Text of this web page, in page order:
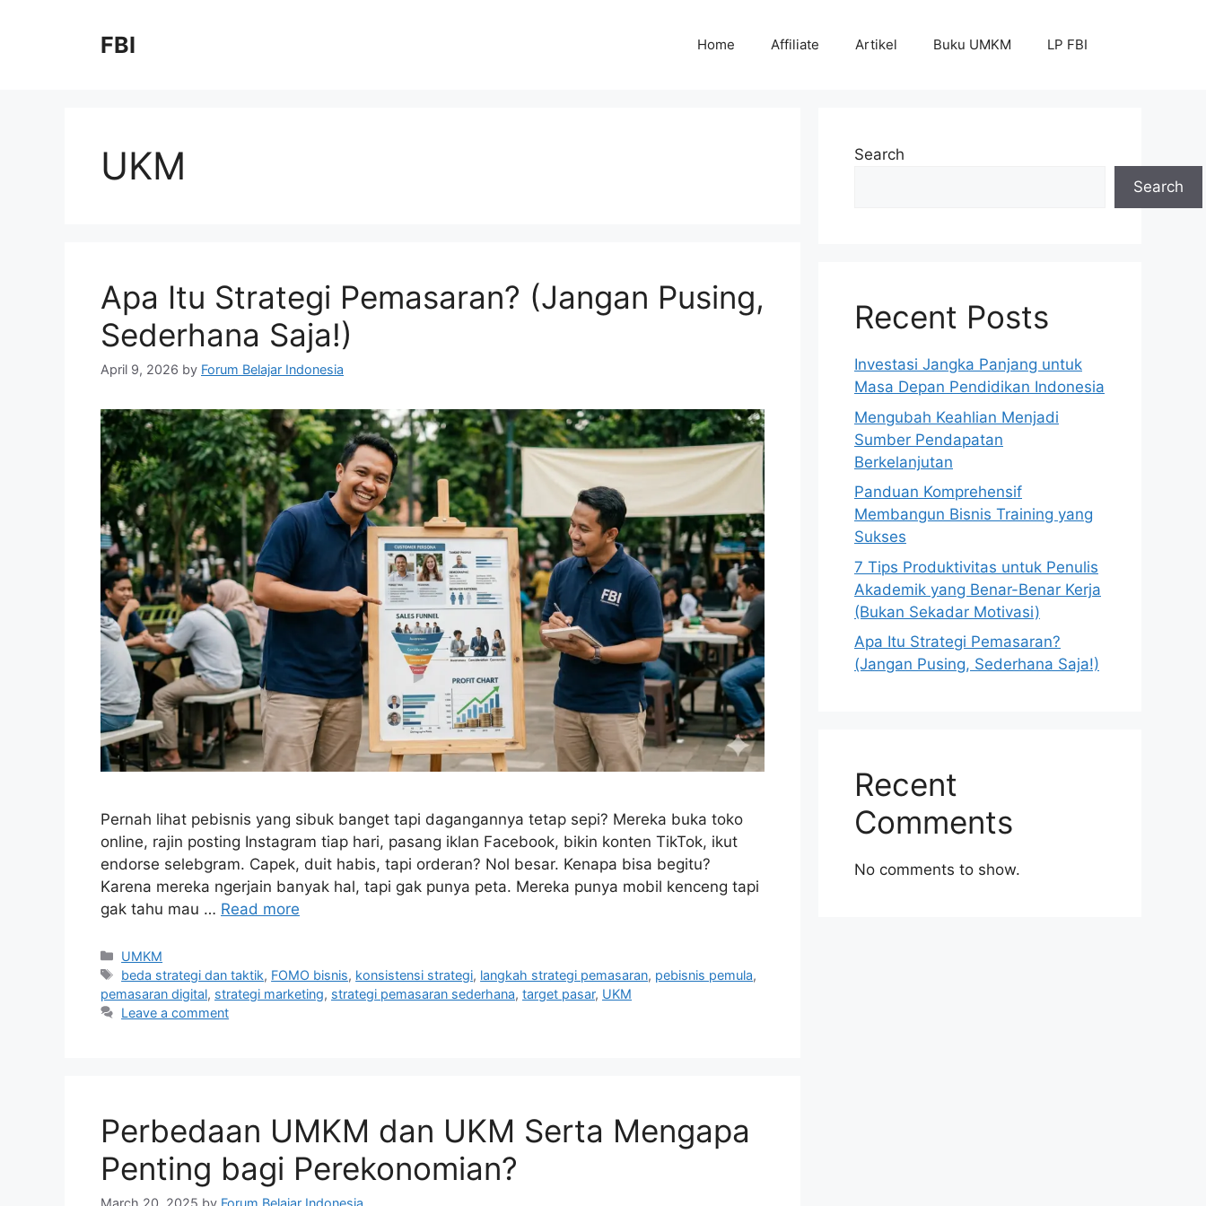
FBI Home Affiliate Artikel Buku UMKM LP FBI
UKM
Apa Itu Strategi Pemasaran? (Jangan Pusing,
Sederhana Saja!)
April 9, 2026 by Forum Belajar Indonesia
Pernah lihat pebisnis yang sibuk banget tapi dagangannya tetap sepi? Mereka buka toko
online, rajin posting Instagram tiap hari, pasang iklan Facebook, bikin konten TikTok, ikut
endorse selebgram. Capek, duit habis, tapi orderan? Nol besar. Kenapa bisa begitu?
Karena mereka ngerjain banyak hal, tapi gak punya peta. Mereka punya mobil kenceng tapi
gak tahu mau … Read more
UMKM
beda strategi dan taktik, FOMO bisnis, konsistensi strategi, langkah strategi pemasaran, pebisnis pemula,
pemasaran digital, strategi marketing, strategi pemasaran sederhana, target pasar, UKM
Leave a comment
Perbedaan UMKM dan UKM Serta Mengapa
Penting bagi Perekonomian?
March 20, 2025 by Forum Belajar Indonesia
Search
Search
Recent Posts
Investasi Jangka Panjang untuk
Masa Depan Pendidikan Indonesia
Mengubah Keahlian Menjadi
Sumber Pendapatan
Berkelanjutan
Panduan Komprehensif
Membangun Bisnis Training yang
Sukses
7 Tips Produktivitas untuk Penulis
Akademik yang Benar-Benar Kerja
(Bukan Sekadar Motivasi)
Apa Itu Strategi Pemasaran?
(Jangan Pusing, Sederhana Saja!)
Recent
Comments
No comments to show.